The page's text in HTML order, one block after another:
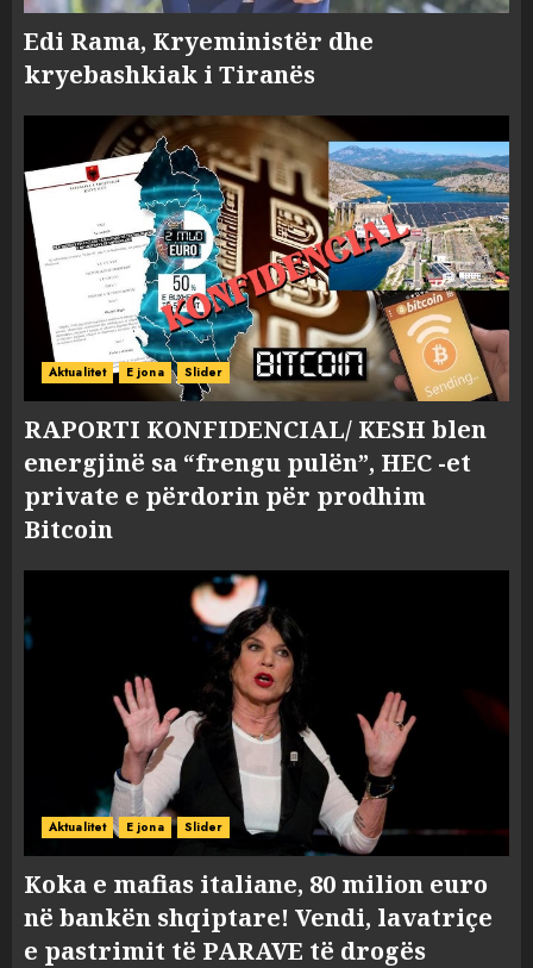
Edi Rama, Kryeministër dhe
kryebashkiak i Tiranës
Aktualitet E jona Slider
RAPORTI KONFIDENCIAL/ KESH blen
energjinë sa “frengu pulën”, HEC -et
private e përdorin për prodhim
Bitcoin
Aktualitet E jona Slider
Koka e mafias italiane, 80 milion euro
në bankën shqiptare! Vendi, lavatriçe
e pastrimit të PARAVE të drogës